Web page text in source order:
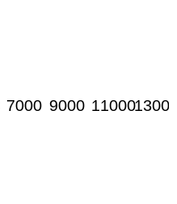
7000 9000 11000